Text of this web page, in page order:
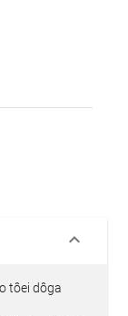
keyboard_arrow_down
tôei dôga